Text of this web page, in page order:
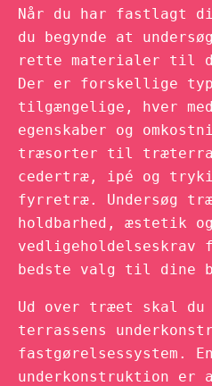
Når du har fastlagt
du begynde at
rette materialer til
Der er forskellige
tilgængelige, hver
egenskaber og
træsorter til
cedertræ, ipé og
fyrretræ. Undersøg
holdbarhed, æstetik og
bedste valg til dine
Ud over træet skal du
terrassens
fastgørelsessystem.
underkonstruktion er